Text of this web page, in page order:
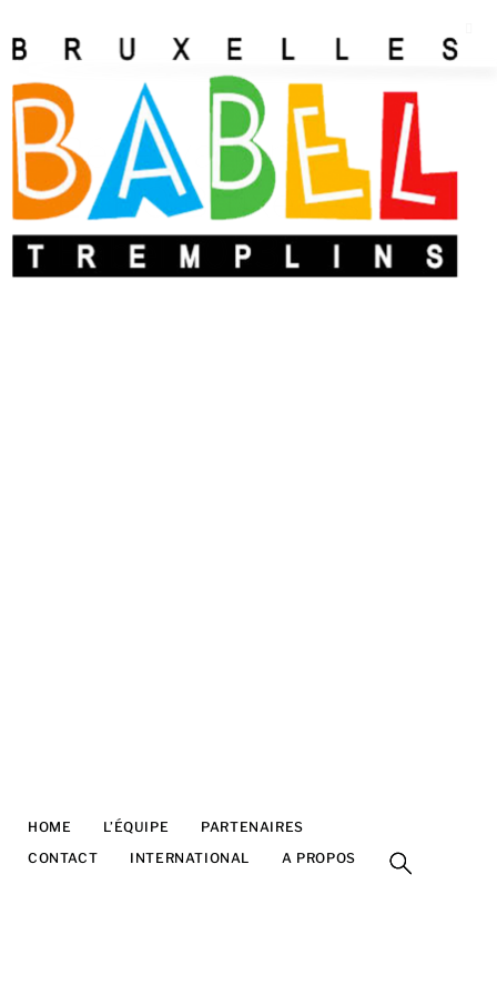
HOME L’ÉQUIPE PARTENAIRES
CONTACT
INTERNATIONAL A PROPOS
Réservations
EXPO Bruxelles
Babel 2023
Franck Halatre Bruxelles Belgique